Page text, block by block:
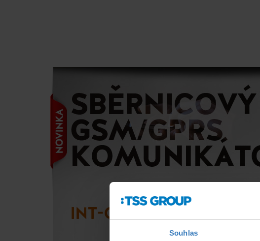
Souhlas